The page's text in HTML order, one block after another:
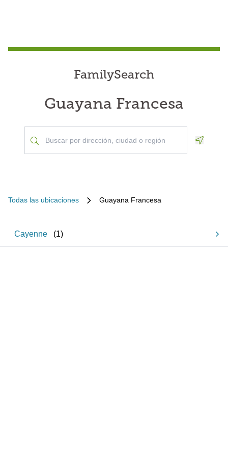
FamilySearch
Guayana Francesa
Todas las ubicaciones Guayana Francesa
Cayenne (1)